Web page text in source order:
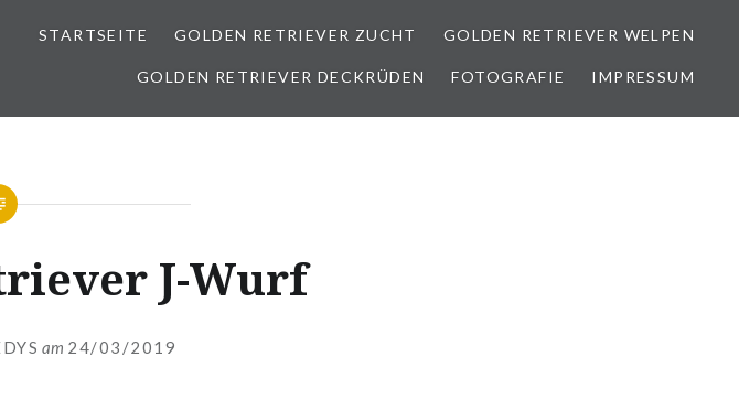
STARTSEITE GOLDEN RETRIEVER ZUCHT GOLDEN RETRIEVER WELPEN
GOLDEN RETRIEVER DECKRÜDEN FOTOGRAFIE IMPRESSUM
J-Wurf
am 24/03/2019